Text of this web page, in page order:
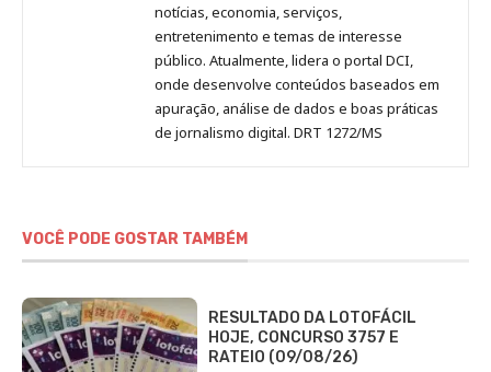
notícias, economia, serviços,
entretenimento e temas de interesse
público. Atualmente, lidera o portal DCI,
onde desenvolve conteúdos baseados em
apuração, análise de dados e boas práticas
de jornalismo digital. DRT 1272/MS
VOCÊ PODE GOSTAR TAMBÉM
RESULTADO DA LOTOFÁCIL
HOJE, CONCURSO 3757 E
RATEIO (09/08/26)